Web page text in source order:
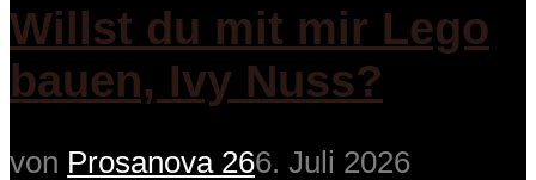
Willst du mit mir Lego
bauen, Ivy Nuss?
von Prosanova 266. Juli 2026